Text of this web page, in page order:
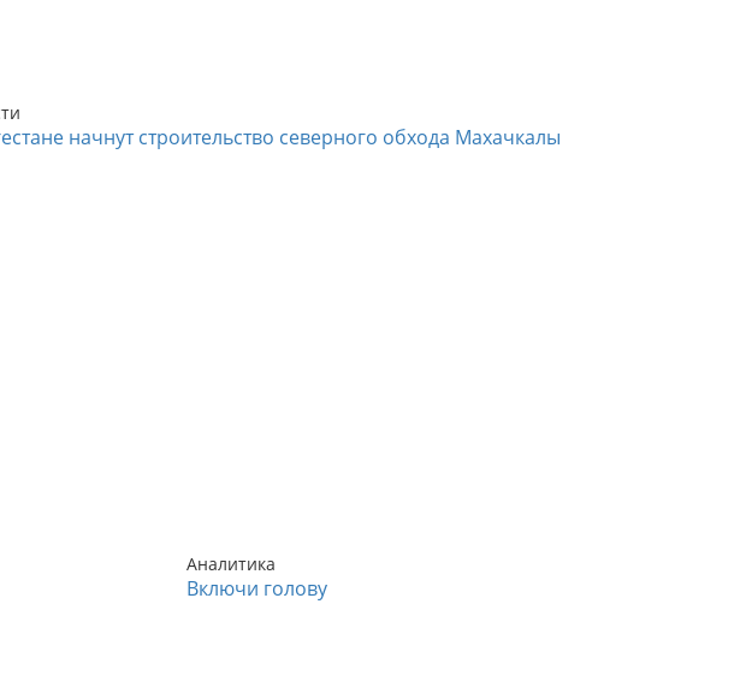
начнут строительство северного обхода Махачкалы
Аналитика
Включи голову